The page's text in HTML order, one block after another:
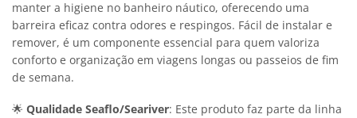
manter a higiene no banheiro náutico, oferecendo uma
barreira eficaz contra odores e respingos. Fácil de instalar e
remover, é um componente essencial para quem valoriza
conforto e organização em viagens longas ou passeios de fim
de semana.
🌟 Qualidade Seaflo/Seariver: Este produto faz parte da linha